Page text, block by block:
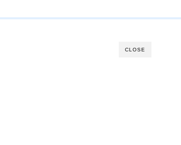
CLOSE